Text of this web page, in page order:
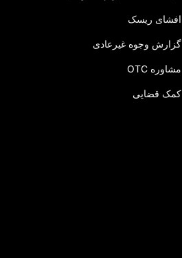
افشای ریسک
گزارش وجوه غیرعادی
مشاوره OTC
کمک قضایی